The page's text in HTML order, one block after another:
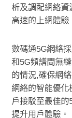
析及調配網絡資
高速的上網體驗
數碼通5G網絡
和5G頻譜間無
的情況,確保網
網絡的智能優化
戶接駁至最佳
提升用戶體驗。